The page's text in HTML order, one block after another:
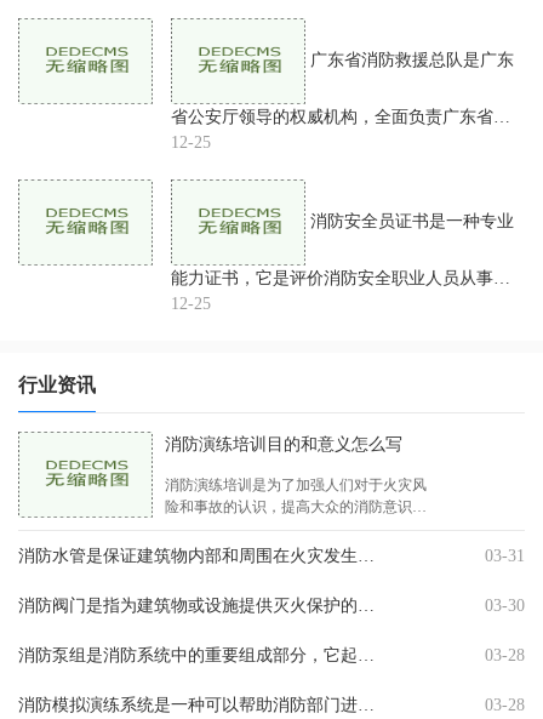
全，消防泵的重要性
省公安厅领导的权威机构，全面负责广东省范
围内的消防救援工作。通常被简称为广东消防
们将为您详细介绍它
12-25
能力证书，它是评价消防安全职业人员从事消
防安全工作的资格证明。消防安全员证书的考
12-25
行业资讯
消防演练培训目的和意义怎么写
消防演练培训是为了加强人们对于火灾风
险和事故的认识，提高大众的消防意识，
施。该训练旨在提高人们在火灾发生时的
消防水管是保证建筑物内部和周围在火灾发生时能够提供足够的水压和水量的装置。在实施消防安全管理中，消防水管的安装是重中之重，它对于火灾的扑灭亦或是事故的发生有着极其 03-31
消防阀门是指为建筑物或设施提供灭火保护的关键组成部分。它能切断一栋建筑的水源，防止火势蔓延。消防阀门的种类繁多，每种类型的阀门都标有不同的型号和名称。我们将详细介 03-30
消防泵组是消防系统中的重要组成部分，它起着灭火救援的关键作用。常规的消防泵组需要经过定期的检查和维护，以确保其正常运转和可靠性。本文将重点介绍消防泵组功能检查的方 03-28
消防模拟演练系统是一种可以帮助消防部门进行火灾模拟演练的技术系统。该系统可以模拟各种不同的火灾场景，包括室内火灾、工业火灾、电器火灾等等。消防模拟演练系统可以模拟 03-28